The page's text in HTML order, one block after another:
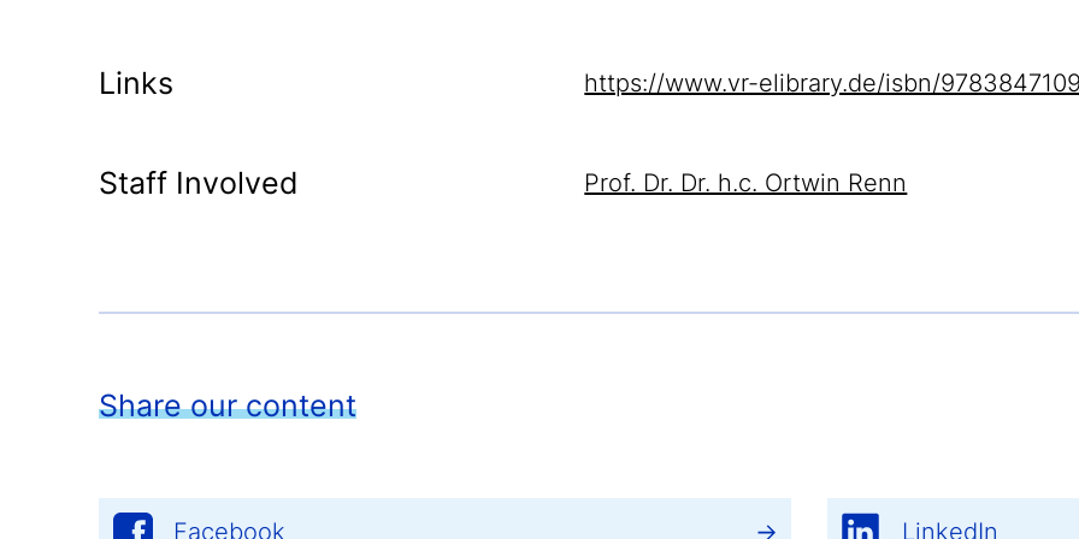
Links https://www.vr-elibrary.de/isbn/
Staff Involved Prof. Dr. Dr. h.c. Ortwin Renn
Share our content
Facebook LinkedIn